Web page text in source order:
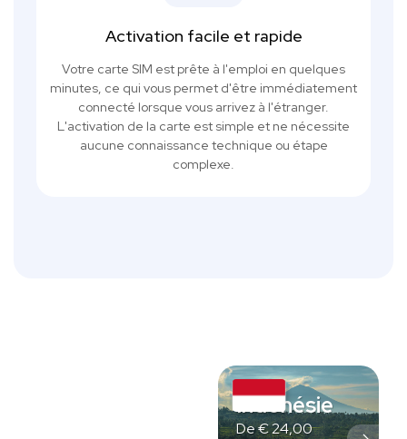
Activation facile et rapide
Votre carte SIM est prête à l'emploi en quelques
minutes, ce qui vous permet d'être immédiatement
connecté lorsque vous arrivez à l'étranger.
L'activation de la carte est simple et ne nécessite
aucune connaissance technique ou étape
complexe.
Indonésie
De€24,00